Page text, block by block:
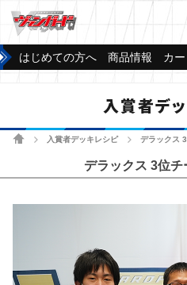
はじめての方へ 商品情報 カ
入賞者デ
ホーム 入賞者デッキレシピ デラックス
デラックス 3位